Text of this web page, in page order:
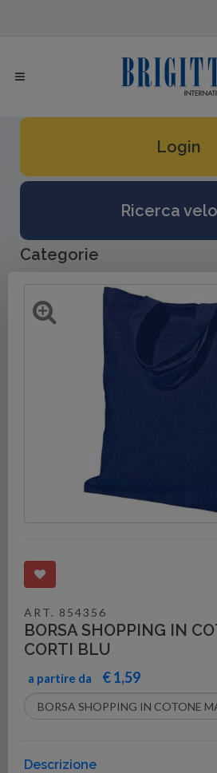
Login
Ricerca
Categorie
ART. 854356
BORSA SHOPPING IN
CORTI BLU
a partire da € 1,59
Descrizione